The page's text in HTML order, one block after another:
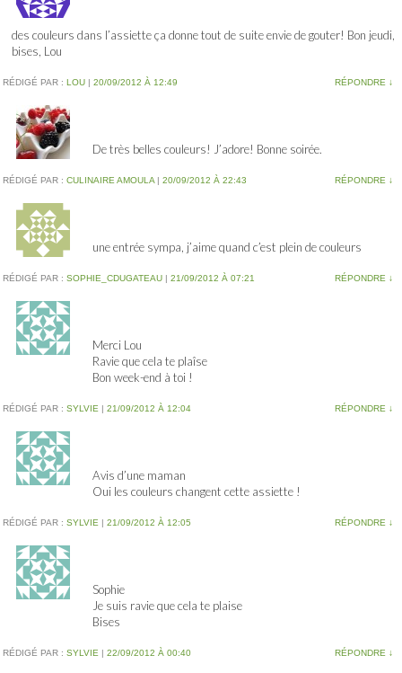
des couleurs dans l’assiette ça donne tout de suite envie de gouter! Bon jeudi,
bises, Lou
RÉDIGÉ PAR : LOU | 20/09/2012 À 12:49 RÉPONDRE ↓
De très belles couleurs! J’adore! Bonne soirée.
RÉDIGÉ PAR : CULINAIRE AMOULA| 20/09/2012 À 22:43 RÉPONDRE ↓
une entrée sympa, j’aime quand c’est plein de couleurs
RÉDIGÉ PAR : SOPHIE_CDUGATEAU | 21/09/2012 À 07:21 RÉPONDRE ↓
Merci Lou
Ravie que cela te plaîse
Bon week-end à toi !
RÉDIGÉ PAR : SYLVIE | 21/09/2012 À 12:04 RÉPONDRE ↓
Avis d’une maman
Oui les couleurs changent cette assiette !
RÉDIGÉ PAR : SYLVIE | 21/09/2012 À 12:05 RÉPONDRE ↓
Sophie
Je suis ravie que cela te plaise
Bises
RÉDIGÉ PAR : SYLVIE | 22/09/2012 À 00:40 RÉPONDRE ↓